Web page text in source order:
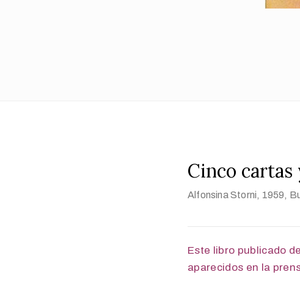
Cinco
Alfonsina Storni, 1959,
Este libro publicado
aparecidos en la